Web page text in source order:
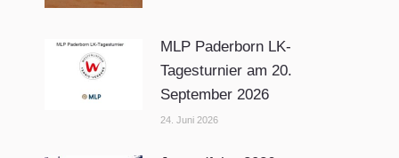
MLP Paderborn LK-
Tagesturnier am 20.
September 2026
24. Juni 2026